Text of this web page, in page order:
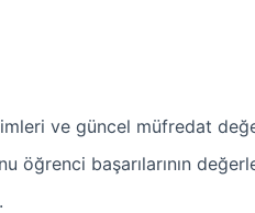
ve güncel müfredat
öğrenci başarılarının